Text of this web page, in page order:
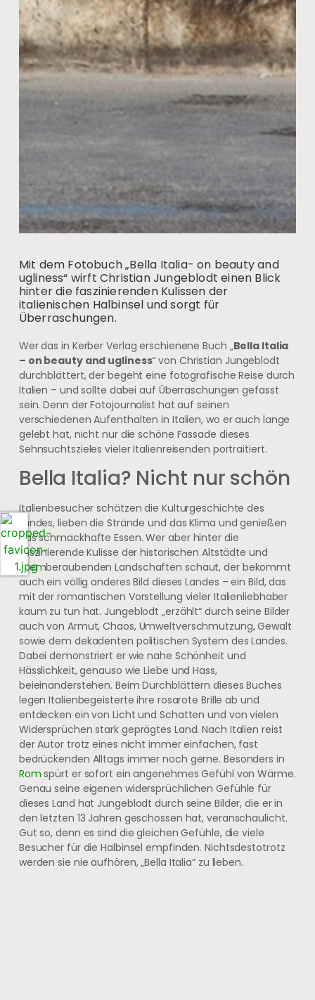
Mit dem Fotobuch „Bella Italia- on beauty and
ugliness“ wirft Christian Jungeblodt einen Blick
hinter die faszinierenden Kulissen der
italienischen Halbinsel und sorgt für
Überraschungen.
Wer das in Kerber Verlag erschienene Buch „Bella Italia
– on beauty and ugliness“ von Christian Jungeblodt
durchblättert, der begeht eine fotografische Reise durch
Italien – und sollte dabei auf Überraschungen gefasst
sein. Denn der Fotojournalist hat auf seinen
verschiedenen Aufenthalten in Italien, wo er auch lange
gelebt hat, nicht nur die schöne Fassade dieses
Sehnsuchtszieles vieler Italienreisenden portraitiert.
Bella Italia? Nicht nur schön
Italienbesucher schätzen die Kulturgeschichte des
Landes, lieben die Strände und das Klima und genießen
das schmackhafte Essen. Wer aber hinter die
faszinierende Kulisse der historischen Altstädte und
atemberaubenden Landschaften schaut, der bekommt
auch ein völlig anderes Bild dieses Landes – ein Bild, das
mit der romantischen Vorstellung vieler Italienliebhaber
kaum zu tun hat. Jungeblodt „erzählt“ durch seine Bilder
auch von Armut, Chaos, Umweltverschmutzung, Gewalt
sowie dem dekadenten politischen System des Landes.
Dabei demonstriert er wie nahe Schönheit und
Hässlichkeit, genauso wie Liebe und Hass,
beieinanderstehen. Beim Durchblättern dieses Buches
legen Italienbegeisterte ihre rosarote Brille ab und
entdecken ein von Licht und Schatten und von vielen
Widersprüchen stark geprägtes Land. Nach Italien reist
der Autor trotz eines nicht immer einfachen, fast
bedrückenden Alltags immer noch gerne. Besonders in
Rom spürt er sofort ein angenehmes Gefühl von Wärme.
Genau seine eigenen widersprüchlichen Gefühle für
dieses Land hat Jungeblodt durch seine Bilder, die er in
den letzten 13 Jahren geschossen hat, veranschaulicht.
Gut so, denn es sind die gleichen Gefühle, die viele
Besucher für die Halbinsel empfinden. Nichtsdestotrotz
werden sie nie aufhören, „Bella Italia“ zu lieben.